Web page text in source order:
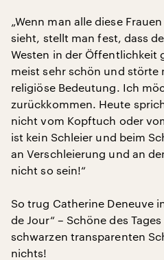
„Wenn man alle diese
sieht, stellt man fest, dass
Westen in der Öffentlichkeit
meist sehr schön und störte
religiöse Bedeutung. Ich
zurückkommen. Heute
nicht vom Kopftuch oder
ist kein Schleier und beim
an Verschleierung und an
nicht so sein!“
So trug Catherine Deneuve
de Jour“ – Schöne des
schwarzen transparenten
nichts!